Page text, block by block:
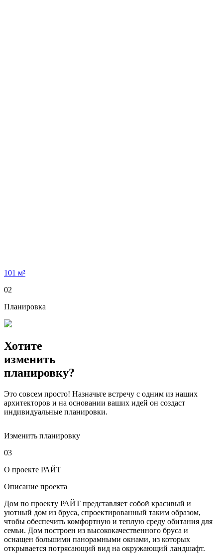
101 м²
02
Планировка
Хотите
изменить
планировку?
Это совсем просто! Назначьте встречу с одним из наших
архитекторов и на основании ваших идей он создаст
индивидуальные планировки.
Изменить планировку
03
О проекте РАЙТ
Описание проекта
Дом по проекту РАЙТ представляет собой красивый и
уютный дом из бруса, спроектированный таким образом,
чтобы обеспечить комфортную и теплую среду обитания для
семьи. Дом построен из высококачественного бруса и
оснащен большими панорамными окнами, из которых
открывается потрясающий вид на окружающий ландшафт.